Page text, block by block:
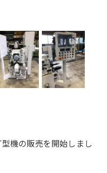
機の販売を開始しまし